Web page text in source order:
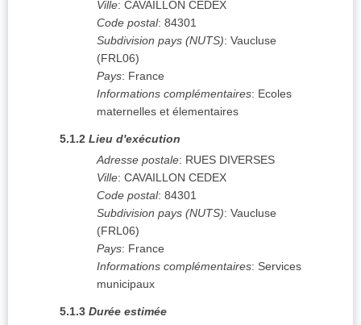
Ville: CAVAILLON CEDEX
Code postal: 84301
Subdivision pays (NUTS): Vaucluse
(FRL06)
Pays: France
Informations complémentaires: Ecoles
maternelles et élementaires
5.1.2 Lieu d'exécution
Adresse postale: RUES DIVERSES
Ville: CAVAILLON CEDEX
Code postal: 84301
Subdivision pays (NUTS): Vaucluse
(FRL06)
Pays: France
Informations complémentaires: Services
municipaux
5.1.3 Durée estimée